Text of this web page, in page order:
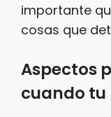
importante
cosas que
Aspectos
cuando tu